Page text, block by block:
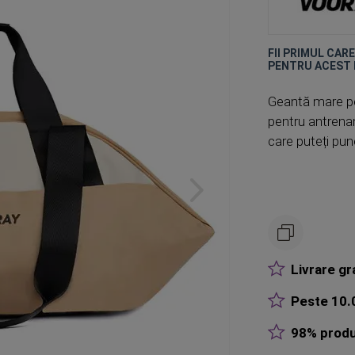
FII PRIMUL
PENTRU ACEST
Geantă mare
pentru
care puteți
Livrare
Peste
98%